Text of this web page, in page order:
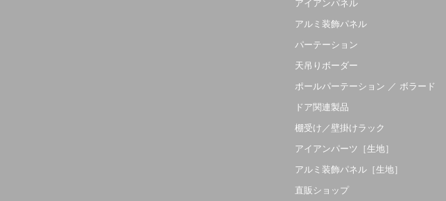
アイアンパネル
アルミ装飾パネル
パーテーション
天吊りボーダー
ポールパーテーション ／ ボラード
ドア関連製品
棚受け／壁掛けラック
アイアンパーツ［生地］
アルミ装飾パネル［生地］
直販ショップ